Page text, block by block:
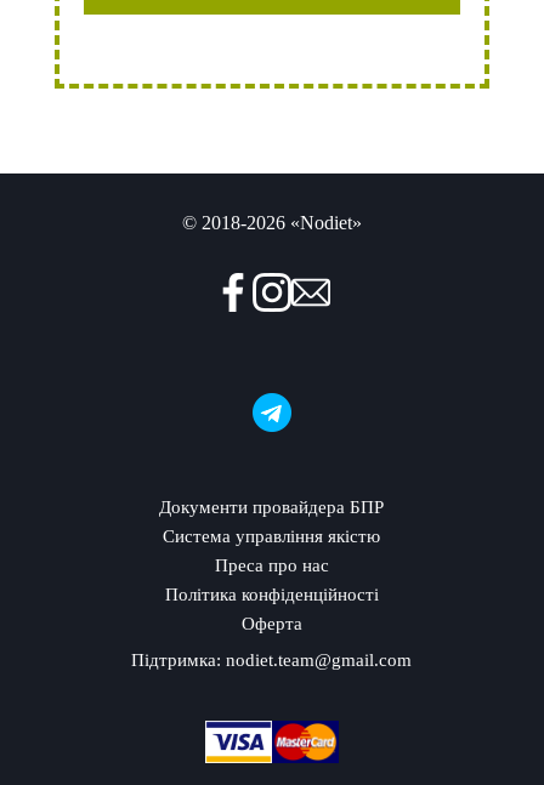
© 2018-2026 «Nodiet»
Документи провайдера БПР
Система управління якістю
Преса про нас
Політика конфіденційності
Оферта
Підтримка:nodiet.team@gmail.com